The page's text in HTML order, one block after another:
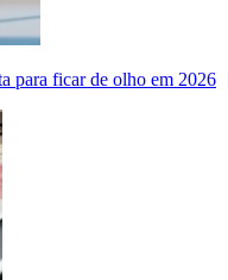
para ficar de olho em 2026